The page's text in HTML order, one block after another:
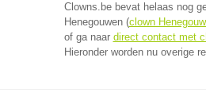
Clowns.be bevat helaas nog
Henegouwen (clown
of ga naar direct contact met
Hieronder worden nu overige